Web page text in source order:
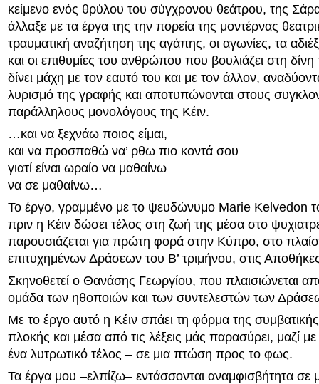
κείμενο ενός θρύλου του σύγχρονου θεάτρου, της
άλλαξε με τα έργα της την πορεία της μοντέρνας
τραυματική αναζήτηση της αγάπης, οι αγωνίες, τα
και οι επιθυμίες του ανθρώπου που βουλιάζει στη
δίνει μάχη με τον εαυτό του και με τον άλλον,
λυρισμό της γραφής και αποτυπώνονται στους
παράλληλους μονολόγους της Κέιν.
…και να ξεχνάω ποιος είμαι,
και να προσπαθώ να’ ρθω πιο κοντά σου
γιατί είναι ωραίο να μαθαίνω
να σε μαθαίνω…
Το έργο, γραμμένο με το ψευδώνυμο Marie Kelvedon
πριν η Κέιν δώσει τέλος στη ζωή της μέσα στο
παρουσιάζεται για πρώτη φορά στην Κύπρο, στο
επιτυχημένων Δράσεων του Β’ τριμήνου, στις
Σκηνοθετεί ο Θανάσης Γεωργίου, που πλαισιώνεται
ομάδα των ηθοποιών και των συντελεστών των
Με το έργο αυτό η Κέιν σπάει τη φόρμα της
πλοκής και μέσα από τις λέξεις μάς παρασύρει, μαζί
ένα λυτρωτικό τέλος – σε μια πτώση προς το φως.
Τα έργα μου –ελπίζω– εντάσσονται αναμφισβήτητα σε